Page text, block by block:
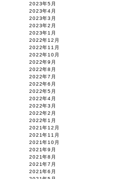
2023年5月
2023年4月
2023年3月
2023年2月
2023年1月
2022年12月
2022年11月
2022年10月
2022年9月
2022年8月
2022年7月
2022年6月
2022年5月
2022年4月
2022年3月
2022年2月
2022年1月
2021年12月
2021年11月
2021年10月
2021年9月
2021年8月
2021年7月
2021年6月